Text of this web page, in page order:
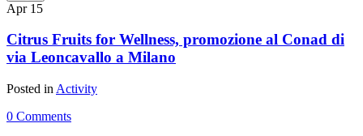
Apr 15
Citrus Fruits for Wellness, promozione al Conad di
via Leoncavallo a Milano
Posted in Activity
0 Comments